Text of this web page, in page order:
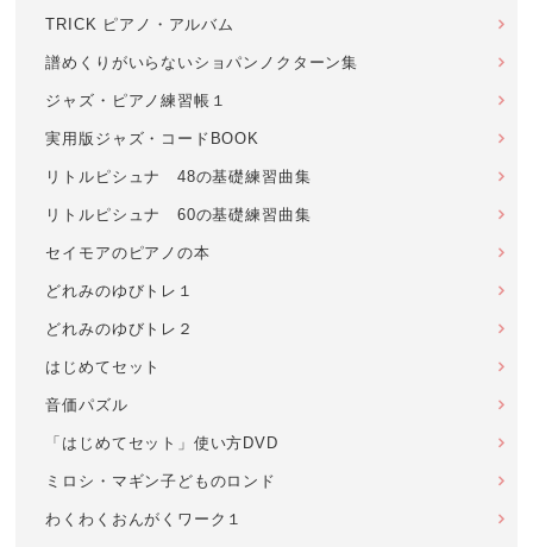
TRICK ピアノ・アルバム
譜めくりがいらないショパンノクターン集
ジャズ・ピアノ練習帳１
実用版ジャズ・コードBOOK
リトルピシュナ 48の基礎練習曲集
リトルピシュナ 60の基礎練習曲集
セイモアのピアノの本
どれみのゆびトレ１
どれみのゆびトレ２
はじめてセット
音価パズル
「はじめてセット」使い方DVD
ミロシ・マギン子どものロンド
わくわくおんがくワーク１